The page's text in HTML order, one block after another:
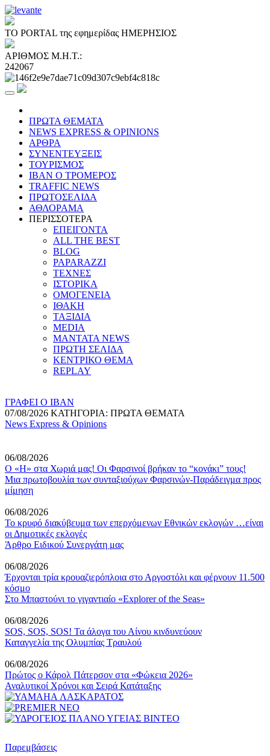
ΤΟ PORTAL της εφημερίδας ΗΜΕΡΗΣΙΟΣ
ΑΡΙΘΜΟΣ Μ.Η.Τ.:
242067
ΠΡΩΤΑ ΘΕΜΑΤΑ
NEWS EXPRESS & OPINIONS
ΑΡΘΡΑ
ΣΥΝΕΝΤΕΥΞΕΙΣ
ΤΟΥΡΙΣΜΟΣ
ΙΒΑΝ Ο ΤΡΟΜΕΡΟΣ
TRAFFIC NEWS
ΠΡΩΤΟΣΕΛΙΔΑ
ΑΘΛΟΡΑΜΑ
ΠΕΡΙΣΣΟΤΕΡΑ
ΕΠΕΙΓΟΝΤΑ
ALL THE BEST
BLOG
PAPARAZZI
ΤΕΧΝΕΣ
ΙΣΤΟΡΙΚΑ
ΟΜΟΓΕΝΕΙΑ
ΙΘΑΚΗ
ΤΑΞΙΔΙΑ
MEDIA
MANTATA NEWS
ΠΡΩΤΗ ΣΕΛΙΔΑ
ΚΕΝΤΡΙΚΟ ΘΕΜΑ
REPLAY
ΓΡΑΦΕΙ Ο ΙΒΑΝ
07/08/2026 ΚΑΤΗΓΟΡΙΑ: ΠΡΩΤΑ ΘΕΜΑΤΑ
News Express & Opinions
06/08/2026
Ο «Η» στα Χωριά μας! Οι Φαρσινοί βρήκαν το “κονάκι” τους!
Μια πρωτοβουλία των συνταξιούχων Φαρσινών-Παράδειγμα προς
μίμηση
06/08/2026
Το κρυφό διακύβευμα των επερχόμενων Εθνικών εκλογών …είναι
οι Δημοτικές εκλογές
Άρθρο Ειδικού Συνεργάτη μας
06/08/2026
Έρχονται τρία κρουαζιερόπλοια στο Αργοστόλι και φέρνουν 11.500
κόσμο
Στο Μπαστούνι το γιγαντιαίο «Explorer of the Seas»
06/08/2026
SOS, SOS, SOS! Τα άλογα του Αίνου κινδυνεύουν
Καταγγελία της Ολυμπίας Τραυλού
06/08/2026
Πρώτος ο Κάρολ Πάτερσον στα «Φώκεια 2026»
Αναλυτικοί Χρόνοι και Σειρά Κατάταξης
Παρεμβάσεις